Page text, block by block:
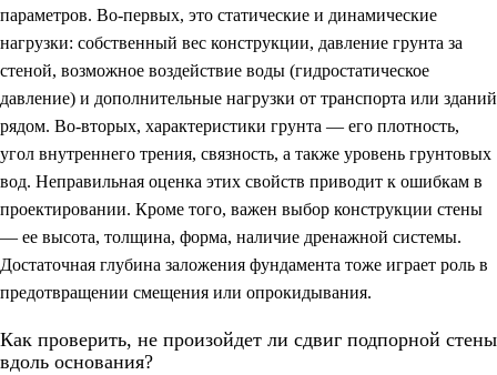
параметров. Во-первых, это статические и динамические
нагрузки: собственный вес конструкции, давление грунта за
стеной, возможное воздействие воды (гидростатическое
давление) и дополнительные нагрузки от транспорта или зданий
рядом. Во-вторых, характеристики грунта — его плотность,
угол внутреннего трения, связность, а также уровень грунтовых
вод. Неправильная оценка этих свойств приводит к ошибкам в
проектировании. Кроме того, важен выбор конструкции стены
— ее высота, толщина, форма, наличие дренажной системы.
Достаточная глубина заложения фундамента тоже играет роль в
предотвращении смещения или опрокидывания.
Как проверить, не произойдет ли сдвиг подпорной стены
вдоль основания?